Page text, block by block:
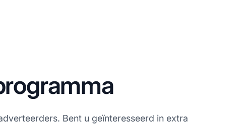
Bent u geïnteresseerd in extra